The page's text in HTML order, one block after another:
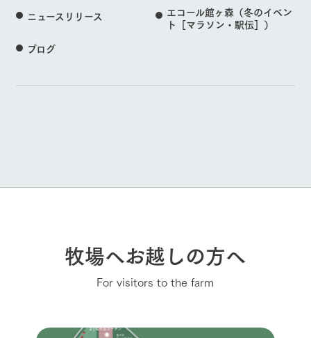
ニュースリリース
エコール館ヶ森（冬のイベン
ト［マラソン・駅伝］）
ブログ
牧場へお越しの方へ
For visitors to the farm